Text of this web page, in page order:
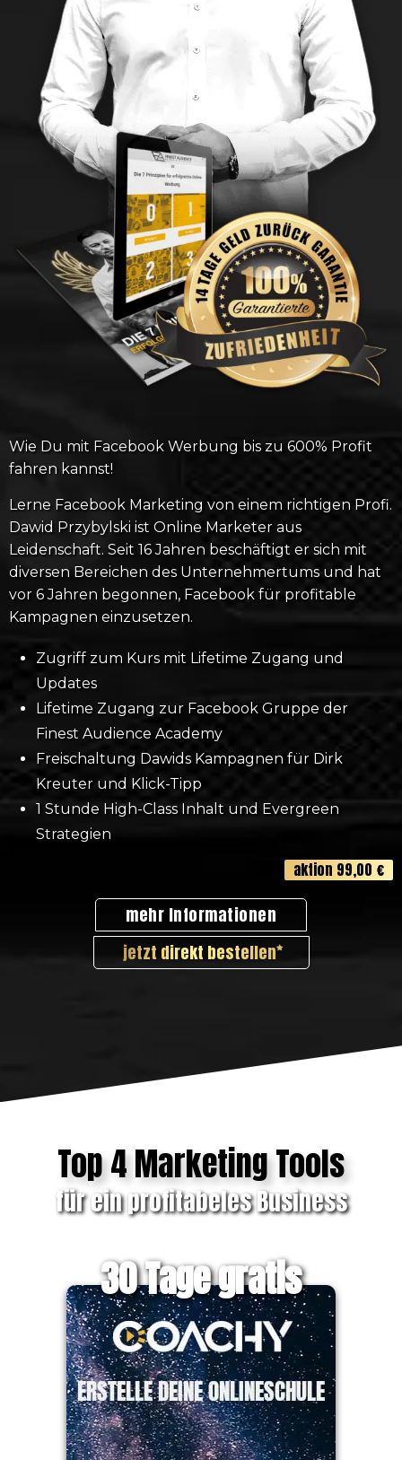
Wie Du mit Facebook Werbung bis zu 600% Profit
fahren kannst!
Lerne Facebook Marketing von einem richtigen Profi.
Dawid Przybylski ist Online Marketer aus
Leidenschaft. Seit 16 Jahren beschäftigt er sich mit
diversen Bereichen des Unternehmertums und hat
vor 6 Jahren begonnen, Facebook für profitable
Kampagnen einzusetzen.
Zugriff zum Kurs mit Lifetime Zugang und
Updates
Lifetime Zugang zur Facebook Gruppe der
Finest Audience Academy
Freischaltung Dawids Kampagnen für Dirk
Kreuter und Klick-Tipp
1 Stunde High-Class Inhalt und Evergreen
Strategien
aktion 99,00 €
mehr Informationen
jetzt direkt bestellen
Top 4 Marketing Tools
für ein profitabeles Business
ab 69,00 €/mtl.